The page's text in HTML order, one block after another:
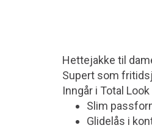
Hettejakke til
Supert som
Inngår i Total
Slim
Glidelås i